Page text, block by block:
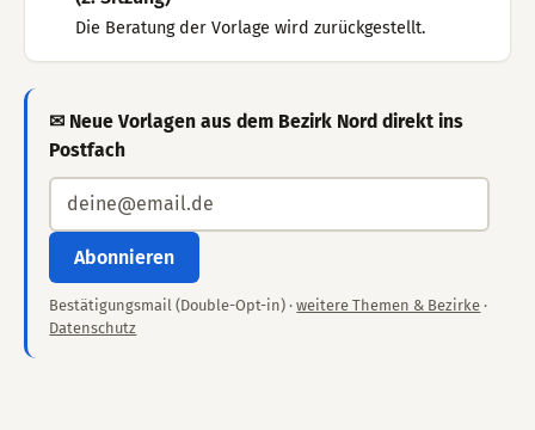
Die Beratung der Vorlage wird zurückgestellt.
✉ Neue Vorlagen aus dem Bezirk Nord direkt ins
Postfach
Abonnieren
Bestätigungsmail (Double-Opt-in) ·weitere Themen & Bezirke ·
Datenschutz